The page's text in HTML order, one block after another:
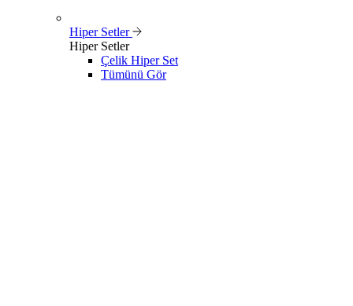
Hiper Setler
Hiper Setler
Çelik Hiper Set
Tümünü Gör